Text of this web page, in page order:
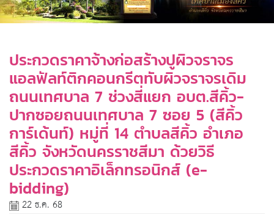
ประกวดราคาจ้างก่อสร้างปูผิวจราจร
แอลฟัลท์ติกคอนกรีตทับผิวจราจรเดิม
ถนนเทศบาล 7 ช่วงสี่แยก อบต.สีคิ้ว-
ปากซอยถนนเทศบาล 7 ซอย 5 (สีคิ้ว
การ์เด้นท์) หมู่ที่ 14 ตำบลสีคิ้ว อำเภอ
สีคิ้ว จังหวัดนครราชสีมา ด้วยวิธี
ประกวดราคาอิเล็กทรอนิกส์ (e-
bidding)
22 ธ.ค. 68